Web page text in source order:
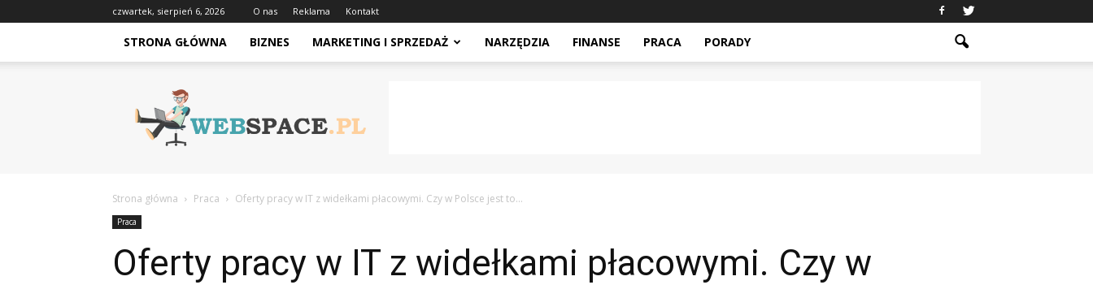
czwartek, sierpień 6, 2026 O nas Reklama Kontakt
STRONA GŁÓWNA BIZNES MARKETING I SPRZEDAŻ NARZĘDZIA FINANSE PRACA PORADY
Webspace.pl
Strona główna Praca Oferty pracy w IT z widełkami płacowymi. Czy w Polsce jest to...
Praca
Oferty pracy w IT z widełkami płacowymi. Czy w